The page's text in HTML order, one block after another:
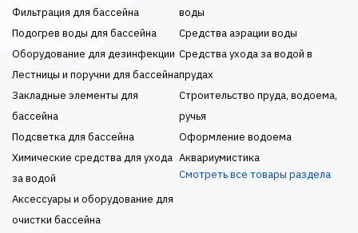
Фильтрация для бассейна
Подогрев воды для бассейна
Оборудование для дезинфекции
Лестницы и поручни для бассейна
Закладные элементы для
бассейна
Подсветка для бассейна
Химические средства для ухода
за водой
Аксессуары и оборудование для
очистки бассейна
воды
Средства аэрации воды
Средства ухода за водой в
прудах
Строительство пруда, водоема,
ручья
Оформление водоема
Аквариумистика
Смотреть все товары раздела